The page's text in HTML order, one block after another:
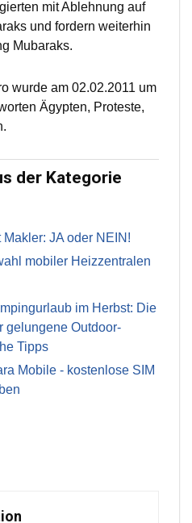
mit Ablehnung auf
und fordern weiterhin
Mubaraks.
wurde am 02.02.2011 um
Ägypten, Proteste,
der Kategorie
Makler: JA oder NEIN!
mobiler Heizzentralen
im Herbst: Die
gelungene Outdoor-
Tipps
Mobile - kostenlose SIM